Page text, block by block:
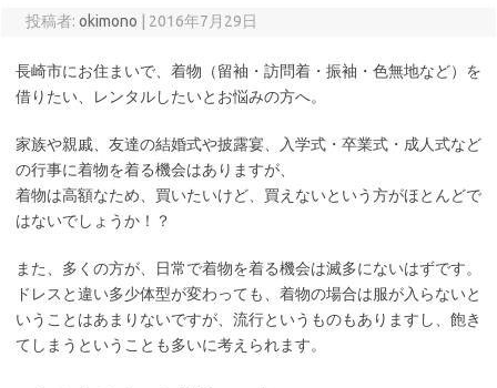
投稿者: okimono 2016年7月29日
長崎市にお住まいで、着物（留袖・訪問着・振袖・色無地など）を
借りたい、レンタルしたいとお悩みの方へ。
家族や親戚、友達の結婚式や披露宴、入学式・卒業式・成人式など
の行事に着物を着る機会はありますが、
着物は高額なため、買いたいけど、買えないという方がほとんどで
はないでしょうか！？
また、多くの方が、日常で着物を着る機会は滅多にないはずです。
ドレスと違い多少体型が変わっても、着物の場合は服が入らないと
いうことはあまりないですが、流行というものもありますし、飽き
てしまうということも多いに考えられます。